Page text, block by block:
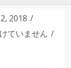
2018
ていません